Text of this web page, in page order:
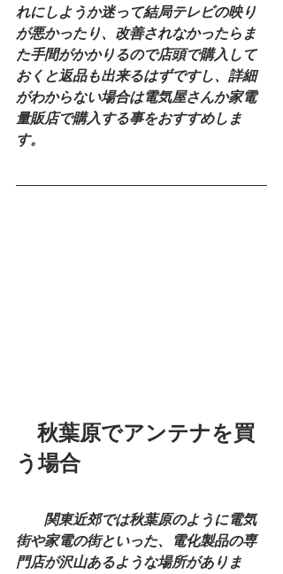
れにしようか迷って結局テレビの映り
が悪かったり、改善されなかったらま
た手間がかかりるので店頭で購入して
おくと返品も出来るはずですし、詳細
がわからない場合は電気屋さんか家電
量販店で購入する事をおすすめしま
す。
秋葉原でアンテナを買
う場合
関東近郊では秋葉原のように電気
街や家電の街といった、電化製品の専
門店が沢山あるような場所がありま